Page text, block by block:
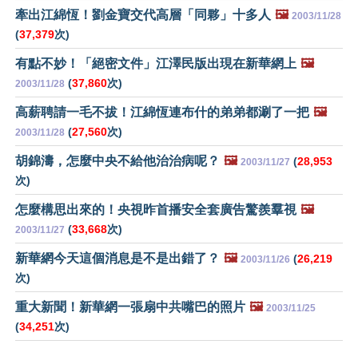
牽出江綿恆！劉金寶交代高層「同夥」十多人 🖼️ 2003/11/28
(37,379次)
有點不妙！「絕密文件」江澤民版出現在新華網上 🖼️
2003/11/28 (37,860次)
高薪聘請一毛不拔！江綿恆連布什的弟弟都涮了一把 🖼️
2003/11/28 (27,560次)
胡錦濤，怎麼中央不給他治治病呢？ 🖼️ 2003/11/27 (28,953
次)
怎麼構思出來的！央視昨首播安全套廣告驚羨羣視 🖼️
2003/11/27 (33,668次)
新華網今天這個消息是不是出錯了？ 🖼️ 2003/11/26 (26,219
次)
重大新聞！新華網一張扇中共嘴巴的照片 🖼️ 2003/11/25
(34,251次)